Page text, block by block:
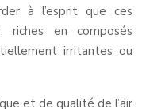
à l’esprit que ces
riches en composés
irritantes ou
et de qualité de l’air